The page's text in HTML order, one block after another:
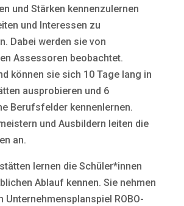
und Stärken kennenzulernen
und Interessen zu
Dabei werden sie von
Assessoren beobachtet.
können sie sich 10 Tage lang in
ausprobieren und 6
Berufsfelder kennenlernen.
und Ausbildern leiten die
an.
lernen die Schüler*innen
Ablauf kennen. Sie nehmen
Unternehmensplanspiel ROBO-